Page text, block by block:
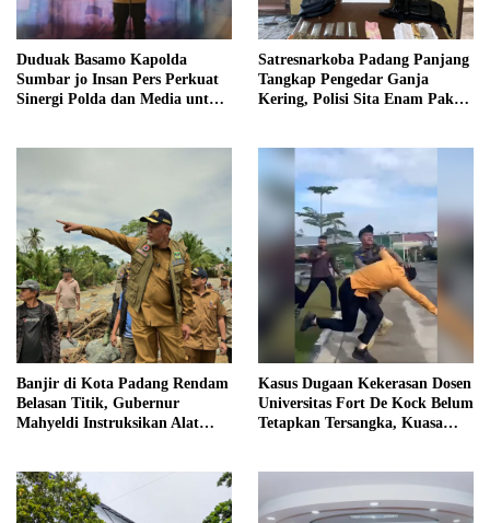
Duduak Basamo Kapolda
Sumbar jo Insan Pers Perkuat
Sinergi Polda dan Media untuk
Satresnarkoba Padang Panjang
Tangkap Pengedar Ganja
Kering, Polisi Sita Enam Paket
Banjir di Kota Padang Rendam
Belasan Titik, Gubernur
Mahyeldi Instruksikan Alat
Kasus Dugaan Kekerasan Dosen
Universitas Fort De Kock Belum
Tetapkan Tersangka, Kuasa